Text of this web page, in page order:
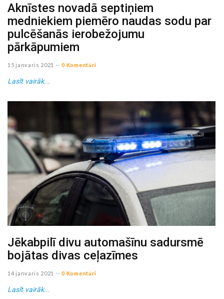
Aknīstes novadā septiņiem
medniekiem piemēro naudas sodu par
pulcēšanās ierobežojumu
pārkāpumiem
15 janvaris 2021 -- 0 Komentāri
Lasīt vairāk...
Jēkabpilī divu automašīnu sadursmē
bojātas divas ceļazīmes
14 janvaris 2021 -- 0 Komentāri
Lasīt vairāk...